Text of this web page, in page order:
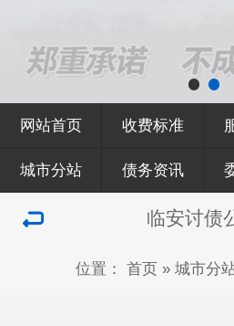
网站首页 收费标准
城市分站 债务资讯
临安讨债
位置： 首页» 城市分